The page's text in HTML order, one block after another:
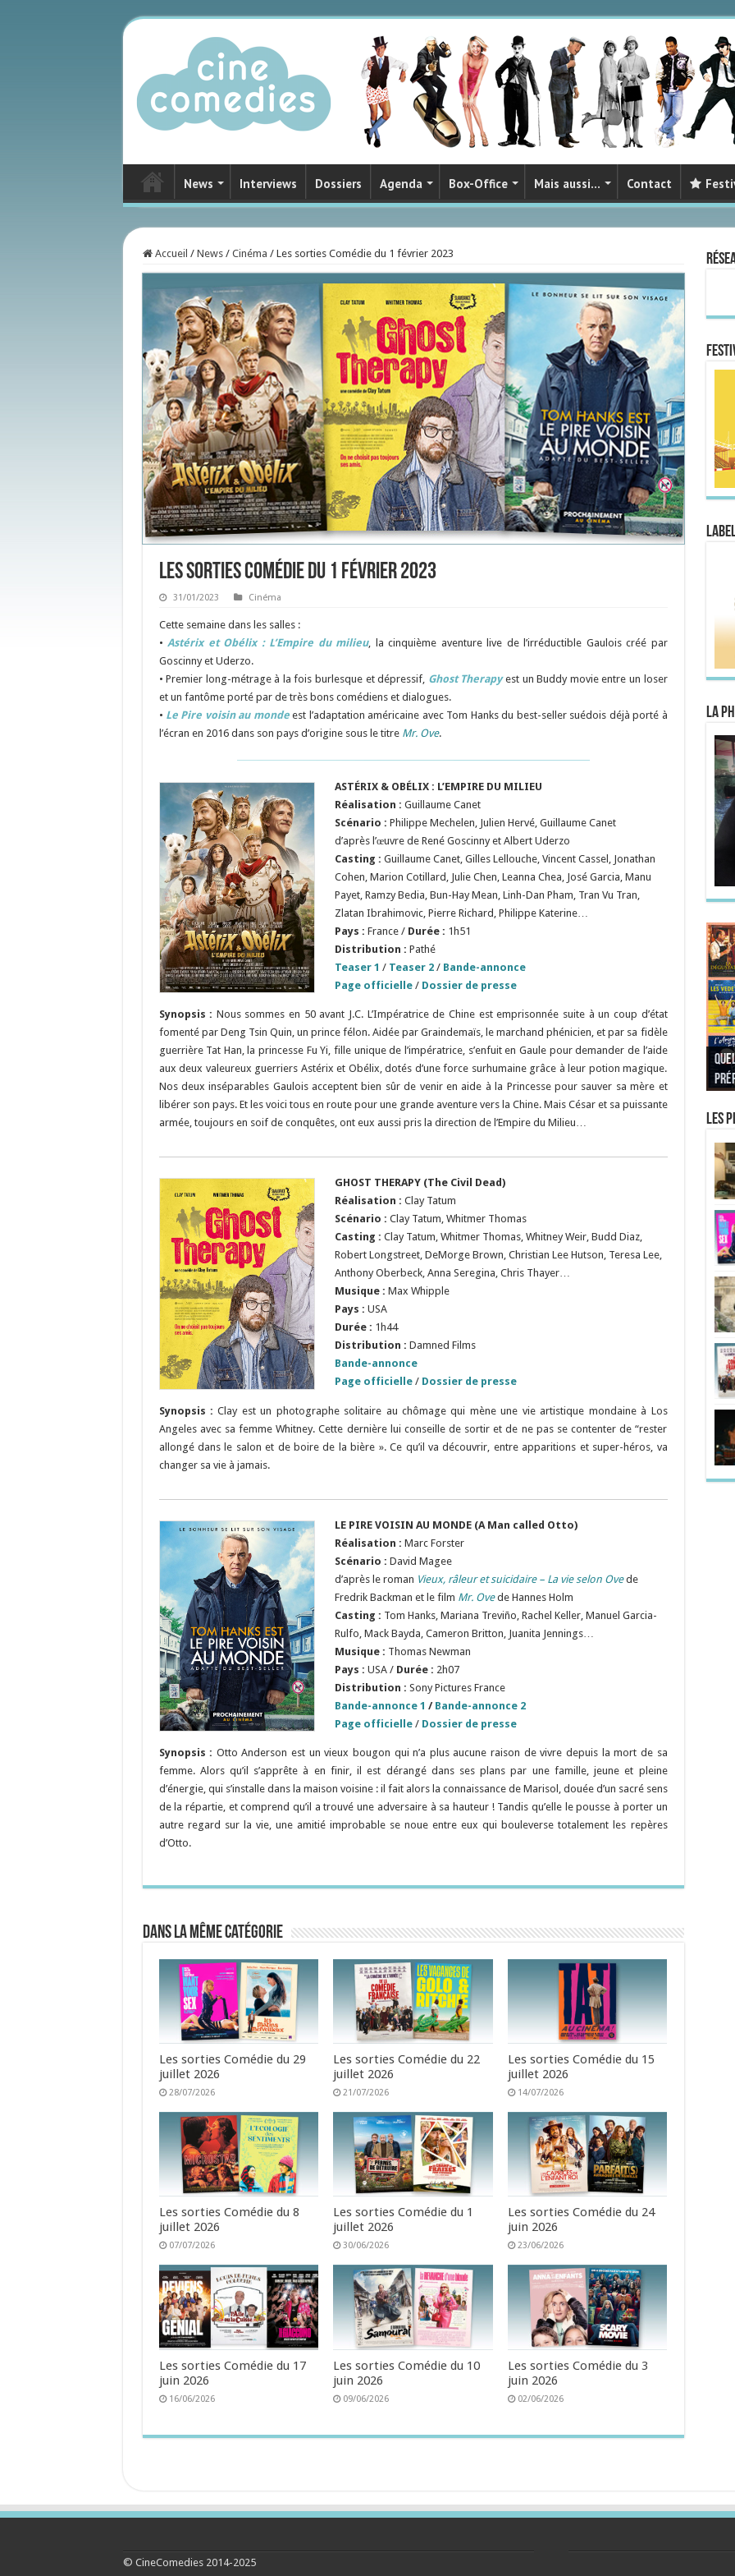
News Interviews Dossiers Agenda Box-Office Mais aussi… Contact
Accueil / News / Cinéma / Les sorties Comédie du 1 février 2023
Les sorties Comédie du 1 février 2023
31/01/2023 Cinéma
Cette semaine dans les salles :
• Astérixet Obélix : L’Empire du milieu, la cinquième aventure live de l’irréductible Gaulois créé par
Goscinny et Uderzo.
•Premier long-métrage à la fois burlesque et dépressif, Ghost Therapyest un Buddy movie entre un loser
et un fantôme porté par de très bons comédiens et dialogues.
• Le Pire voisin au mondeest l’adaptation américaine avec Tom Hanks du best-seller suédois déjà porté à
l’écran en 2016 dans son pays d’origine sous le titre Mr. Ove.
ASTÉRIX & OBÉLIX : L’EMPIRE DU MILIEU
Réalisation :Guillaume Canet
Scénario:Philippe Mechelen, Julien Hervé, Guillaume Canet
d’après l’œuvre de René Goscinny et Albert Uderzo
Casting : Guillaume Canet, Gilles Lellouche, Vincent Cassel, Jonathan
Cohen, Marion Cotillard, Julie Chen, Leanna Chea, José Garcia, Manu
Payet, Ramzy Bedia, Bun-Hay Mean, Linh-Dan Pham, Tran Vu Tran,
Zlatan Ibrahimovic, Pierre Richard, Philippe Katerine…
Pays : France / Durée : 1h51
Distribution : Pathé
Teaser 1 / Teaser 2 / Bande-annonce
Page officielle / Dossier de presse
Synopsis : Nous sommes en 50 avant J.C. L’Impératrice de Chine est emprisonnée suite à un coup d’état
fomenté par Deng Tsin Quin, un prince félon. Aidée par Graindemaïs, le marchand phénicien, et par sa fidèle
guerrière Tat Han, la princesse Fu Yi, fille unique de l’impératrice, s’enfuit en Gaule pour demander de l’aide
aux deux valeureux guerriers Astérix et Obélix, dotés d’une force surhumaine grâce à leur potion magique.
Nos deux inséparables Gaulois acceptent bien sûr de venir en aide à la Princesse pour sauver sa mère et
libérer son pays. Et les voici tous en route pour une grande aventure vers la Chine. Mais César et sa puissante
armée, toujours en soif de conquêtes, ont eux aussi pris la direction de l’Empire du Milieu…
GHOST THERAPY (The Civil Dead)
Réalisation :Clay Tatum
Scénario :Clay Tatum, Whitmer Thomas
Casting :Clay Tatum, Whitmer Thomas, Whitney Weir, Budd Diaz,
Robert Longstreet, DeMorge Brown, Christian Lee Hutson, Teresa Lee,
Anthony Oberbeck, Anna Seregina, Chris Thayer…
Musique : Max Whipple
Pays : USA
Durée : 1h44
Distribution : Damned Films
Bande-annonce
Page officielle / Dossier de presse
Synopsis :Clay est un photographe solitaire au chômage qui mène une vie artistique mondaine à Los
Angeles avec sa femme Whitney. Cette dernière lui conseille de sortir et de ne pas se contenter de “rester
allongé dans le salon et de boire de la bière ». Ce qu’il va découvrir, entre apparitions et super-héros, va
changer sa vie à jamais.
LE PIRE VOISIN AU MONDE (A Man called Otto)
Réalisation :Marc Forster
Scénario :David Magee
d’après le roman Vieux, râleur et suicidaire – La vie selon Ovede
Fredrik Backman et le film Mr. Ovede Hannes Holm
Casting : Tom Hanks, Mariana Treviño, Rachel Keller, Manuel Garcia-
Rulfo, Mack Bayda, Cameron Britton, Juanita Jennings…
Musique : Thomas Newman
Pays : USA / Durée : 2h07
Distribution : Sony Pictures France
Bande-annonce 1 / Bande-annonce 2
Page officielle / Dossier de presse
Synopsis : Otto Anderson est un vieux bougon qui n’a plus aucune raison de vivre depuis la mort de sa
femme. Alors qu’il s’apprête à en finir, il est dérangé dans ses plans par une famille, jeune et pleine
d’énergie, qui s’installe dans la maison voisine : il fait alors la connaissance de Marisol, douée d’un sacré sens
de la répartie, et comprend qu’il a trouvé une adversaire à sa hauteur ! Tandis qu’elle le pousse à porter un
autre regard sur la vie, une amitié improbable se noue entre eux qui bouleverse totalement les repères
d’Otto.
Dans la même catégorie
Les sorties Comédie du 29
juillet 2026
28/07/2026
Les sorties Comédie du 22
juillet 2026
21/07/2026
Les sorties Comédie du 15
juillet 2026
14/07/2026
Les sorties Comédie du 8
juillet 2026
07/07/2026
Les sorties Comédie du 1
juillet 2026
30/06/2026
Les sorties Comédie du 24
juin 2026
23/06/2026
Les sorties Comédie du 17
juin 2026
16/06/2026
Les sorties Comédie du 10
juin 2026
09/06/2026
Les sorties Comédie du 3
juin 2026
02/06/2026
La
Les
© CineComedies 2014-2025